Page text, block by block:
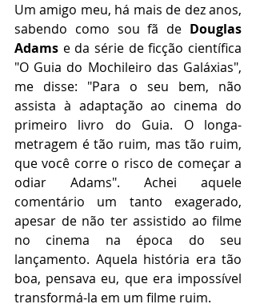
Um amigo meu, há mais de dez anos,
sabendo como sou fã de Douglas
Adams e da série de ficção científica
"O Guia do Mochileiro das Galáxias",
me disse: "Para o seu bem, não
assista à adaptação ao cinema do
primeiro livro do Guia. O longa-
metragem é tão ruim, mas tão ruim,
que você corre o risco de começar a
odiar Adams". Achei aquele
comentário um tanto exagerado,
apesar de não ter assistido ao filme
no cinema na época do seu
lançamento. Aquela história era tão
boa, pensava eu, que era impossível
transformá-la em um filme ruim.